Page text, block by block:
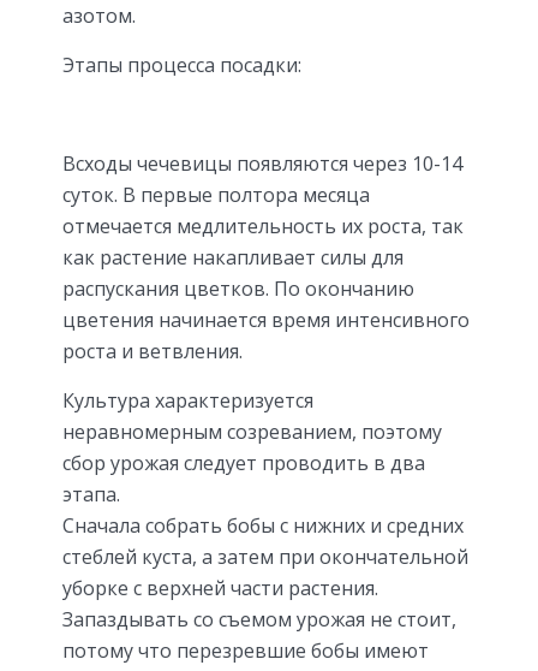
азотом.
Этапы процесса посадки:
Всходы чечевицы появляются через 10-14
суток. В первые полтора месяца
отмечается медлительность их роста, так
как растение накапливает силы для
распускания цветков. По окончанию
цветения начинается время интенсивного
роста и ветвления.
Культура характеризуется
неравномерным созреванием, поэтому
сбор урожая следует проводить в два
этапа.
Сначала собрать бобы с нижних и средних
стеблей куста, а затем при окончательной
уборке с верхней части растения.
Запаздывать со съемом урожая не стоит,
потому что перезревшие бобы имеют